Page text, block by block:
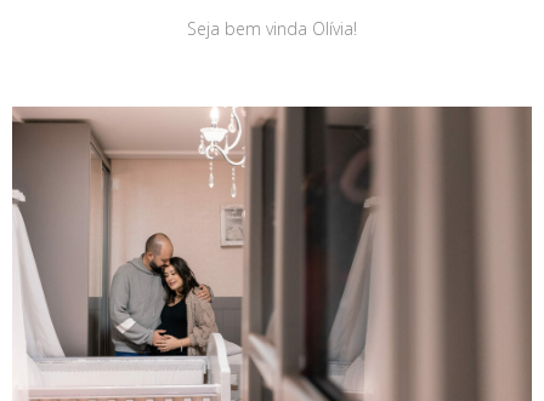
Seja bem vinda Olívia!